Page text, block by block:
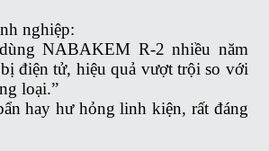
nghiệp:
NABAKEM R-2 nhiều năm
điện tử, hiệu quả vượt trội so với
loại.”
hay hư hỏng linh kiện, rất đáng